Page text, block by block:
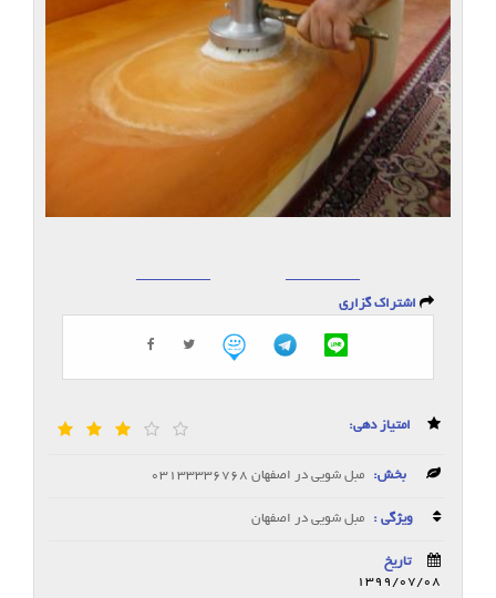
اشتراک گزاری
امتیاز دهی:
بخش: مبل شویی در اصفهان 03133336768
ویژگی : مبل شویی در اصفهان
تاریخ
1399/07/08